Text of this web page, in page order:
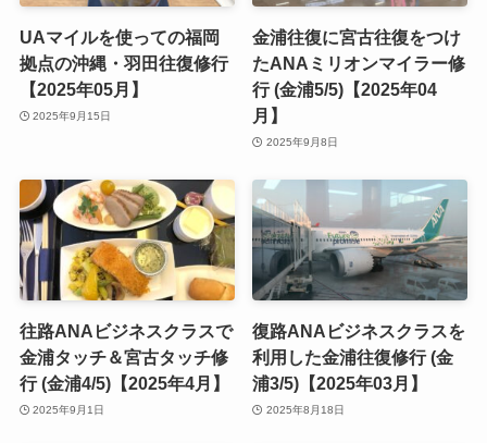
UAマイルを使っての福岡
拠点の沖縄・羽田往復修行
【2025年05月】
2025年9月15日
金浦往復に宮古往復をつけ
たANAミリオンマイラー修
行 (金浦5/5)【2025年04
月】
2025年9月8日
往路ANAビジネスクラスで
金浦タッチ＆宮古タッチ修
行 (金浦4/5)【2025年4月】
2025年9月1日
復路ANAビジネスクラスを
利用した金浦往復修行 (金
浦3/5)【2025年03月】
2025年8月18日